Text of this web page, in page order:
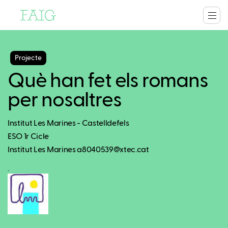
Projecte
Què han fet els romans
per nosaltres
Institut Les Marines - Castelldefels
ESO 1r Cicle
Institut Les Marines a8040539@xtec.cat
.